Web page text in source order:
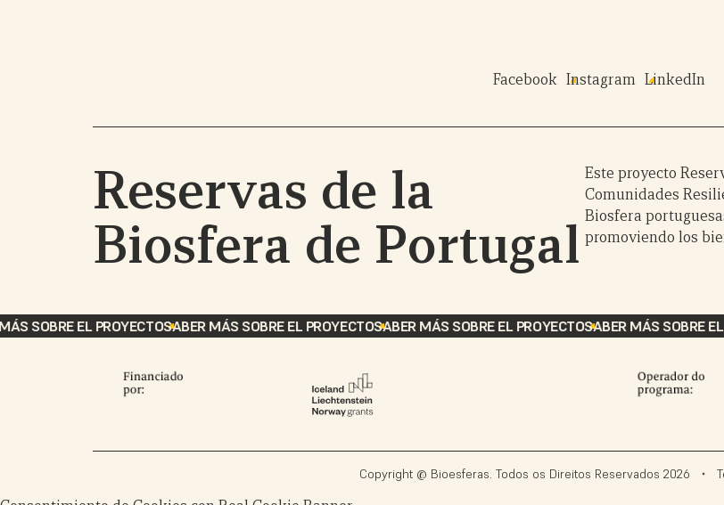
Facebook Instagram LinkedIn
Reservas de la
Biosfera de Portugal
Este proyecto
Comunidades
Biosfera
promoviendo los
SOBRE EL PROYECTOSABER MÁS SOBRE EL PROYECTOSABER MÁS SOBRE EL PROYECTOSABER MÁS SOBRE EL
Copyright @ Bioesferas. Todos os Direitos Reservados 2026